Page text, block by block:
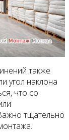
также
угол наклона
что со
тщательно